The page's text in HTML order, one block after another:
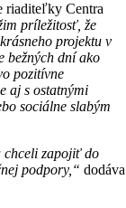
riaditeľky Centra
príležitosť, že
projektu v
bežných dní ako
pozitívne
aj s ostatnými
sociálne slabým
chceli zapojiť do
podpory,“ dodáva